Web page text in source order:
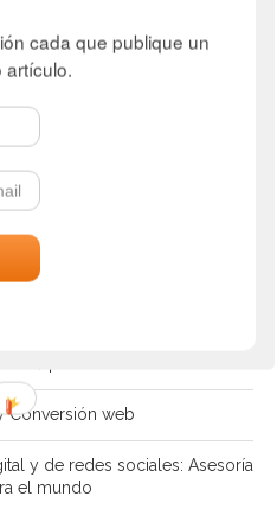
Asesoría en Medellín
Conversión web
y de redes sociales: Asesoría
el mundo
cada que publique un
artículo.